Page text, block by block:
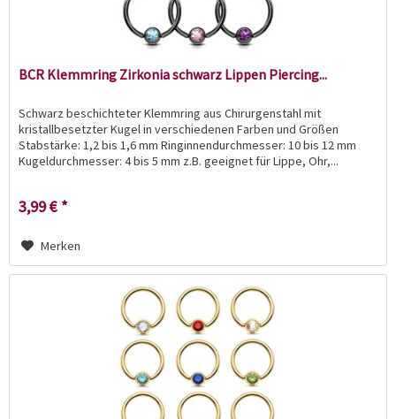
BCR Klemmring Zirkonia schwarz Lippen Piercing...
Schwarz beschichteter Klemmring aus Chirurgenstahl mit
kristallbesetzter Kugel in verschiedenen Farben und Größen
Stabstärke: 1,2 bis 1,6 mm Ringinnendurchmesser: 10 bis 12 mm
Kugeldurchmesser: 4 bis 5 mm z.B. geeignet für Lippe, Ohr,...
3,99 € *
Merken